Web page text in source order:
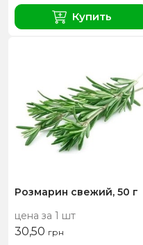
Купить
Розмарин свежий, 50 г
цена за 1 шт
30,50 грн